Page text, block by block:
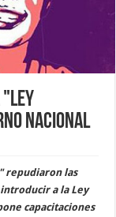
nacional
repudiaron las
a la Ley
capacitaciones